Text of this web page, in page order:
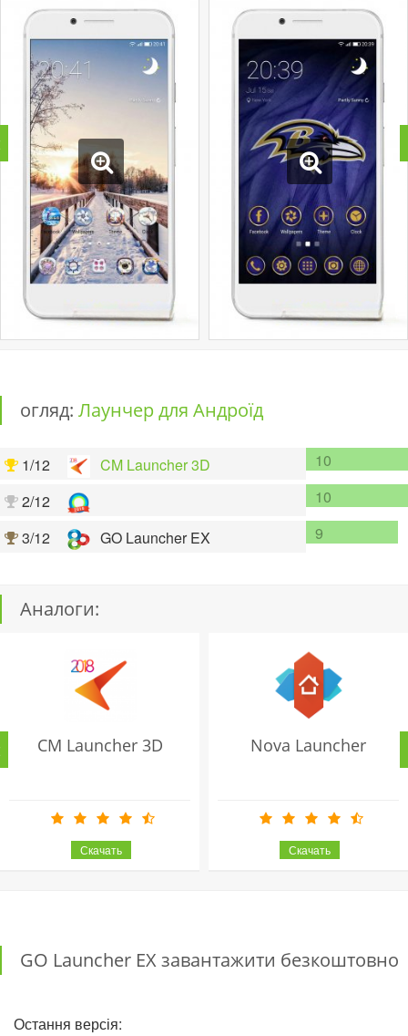
огляд: Лаунчер для Андроїд
1/12
CM Launcher 3D
2/12
3/12
GO Launcher EX
10
10
9
Аналоги:
CM Launcher 3D Nova Launcher
GO Launcher EX завантажити безкоштовно
Остання версія: